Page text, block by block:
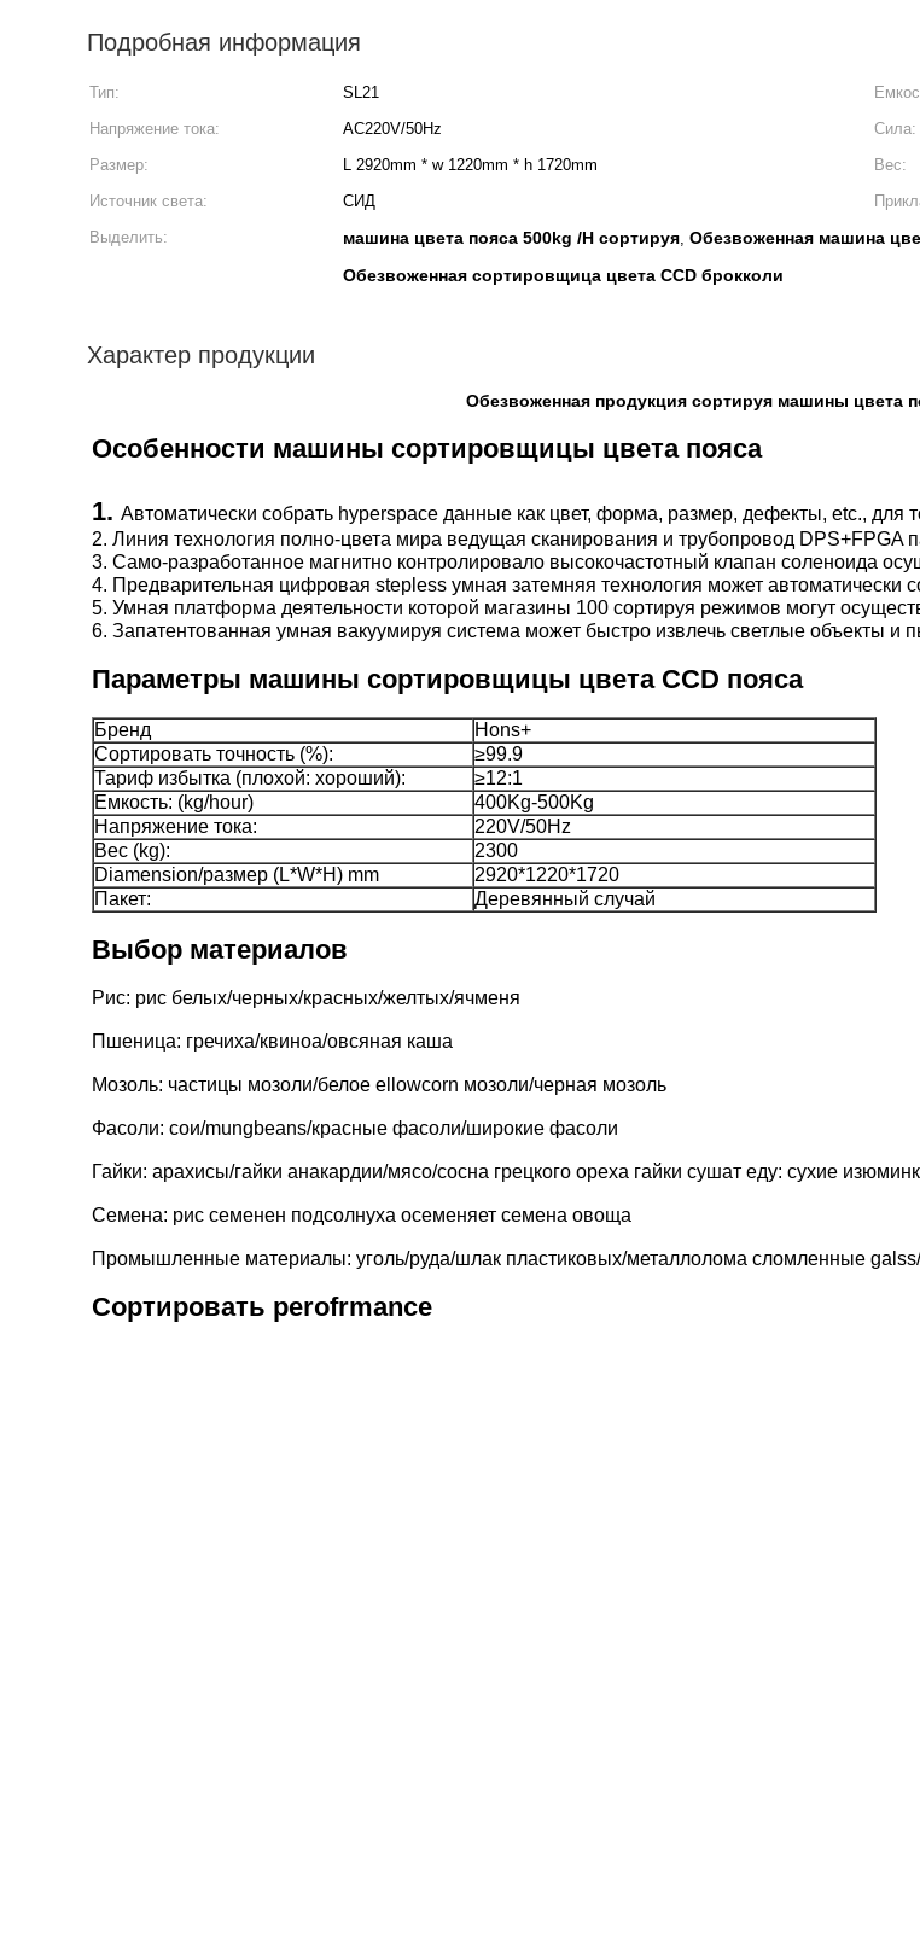
Подробная информация
Тип: SL21
Напряжение тока:
AC220V/50Hz Сила:
Размер:
L 2920mm * w 1220mm * h 1720mm Вес:
Источник света:
СИД
Выделить:
машина цвета пояса 500kg /H сортируя, Обезвоженная машина
Обезвоженная сортировщица цвета CCD брокколи
Характер продукции
Обезвоженная продукция сортируя машины цвета
1. Автоматически собрать hyperspace данные как цвет, форма, размер, дефекты, etc., для
2. Линия технология полно-цвета мира ведущая сканирования и трубопровод
3. Само-разработанное магнитно контролировало высокочастотный клапан соленоида
4. Предварительная цифровая stepless умная затемняя технология может автоматически
5. Умная платформа деятельности которой магазины 100 сортируя режимов могут
6. Запатентованная умная вакуумируя система может быстро извлечь светлые объекты
Параметры машины сортировщицы цвета CCD пояса
Бренд
Hons+
Сортировать точность (%):
≥99.9
Тариф избытка (плохой: хороший):
≥12:1
Емкость: (kg/hour)
400Kg-500Kg
Напряжение тока:
220V/50Hz
Вес (kg):
2300
Diamension/размер (L*W*H) mm
2920*1220*1720
Пакет:
Деревянный случай
Выбор материалов
Рис: рис белых/черных/красных/желтых/ячменя
Пшеница: гречиха/квиноа/овсяная каша
Мозоль: частицы мозоли/белое ellowcorn мозоли/черная мозоль
Фасоли: сои/mungbeans/красные фасоли/широкие фасоли
Гайки: арахисы/гайки анакардии/мясо/сосна грецкого ореха гайки сушат еду: сухие
Семена: рис семенен подсолнуха осеменяет семена овоща
Промышленные материалы: уголь/руда/шлак пластиковых/металлолома сломленные galss/
Сортировать perofrmance